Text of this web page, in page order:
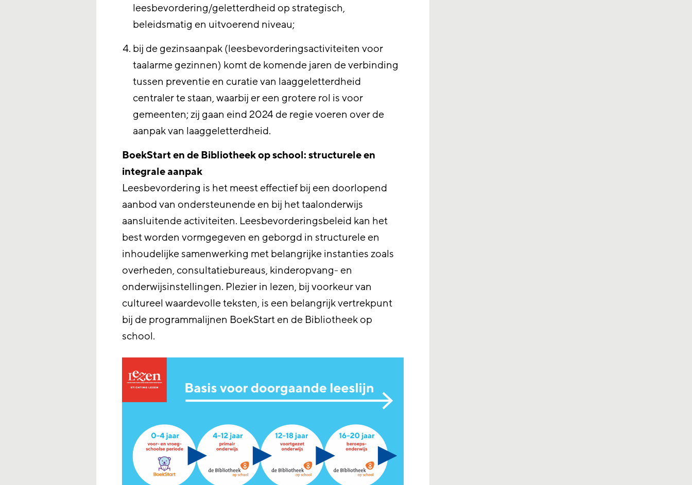
leesbevordering/geletterdheid op strategisch,
beleidsmatig en uitvoerend niveau;
bij de gezinsaanpak (leesbevorderingsactiviteiten voor
taalarme gezinnen) komt de komende jaren de verbinding
tussen preventie en curatie van laaggeletterdheid
centraler te staan, waarbij er een grotere rol is voor
gemeenten; zij gaan eind 2024 de regie voeren over de
aanpak van laaggeletterdheid.
BoekStart en de Bibliotheek op school: structurele en
integrale aanpak
Leesbevordering is het meest effectief bij een doorlopend
aanbod van ondersteunende en bij het taalonderwijs
aansluitende activiteiten. Leesbevorderingsbeleid kan het
best worden vormgegeven en geborgd in structurele en
inhoudelijke samenwerking met belangrijke instanties zoals
overheden, consultatiebureaus, kinderopvang- en
onderwijsinstellingen. Plezier in lezen, bij voorkeur van
cultureel waardevolle teksten, is een belangrijk vertrekpunt
bij de programmalijnen BoekStart en de Bibliotheek op
school.